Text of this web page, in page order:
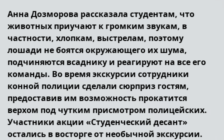
Анна Дозморова рассказала студентам, что
животных приучают к громким звукам, в
частности, хлопкам, выстрелам, поэтому
лошади не боятся окружающего их шума,
подчиняются всаднику и реагируют на все его
команды. Во время экскурсии сотрудники
конной полиции сделали сюрприз гостям,
предоставив им возможность прокатится
верхом под чутким присмотром полицейских.
Участники акции «Студенческий десант»
остались в восторге от необычной экскурсии.